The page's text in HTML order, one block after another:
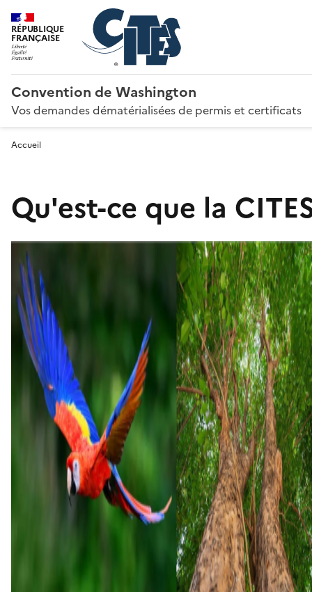
RÉPUBLIQUE
FRANÇAISE
Convention de Washington
Vos demandes dématérialisées de permis et certificats
Accueil
Qu'est-ce que la